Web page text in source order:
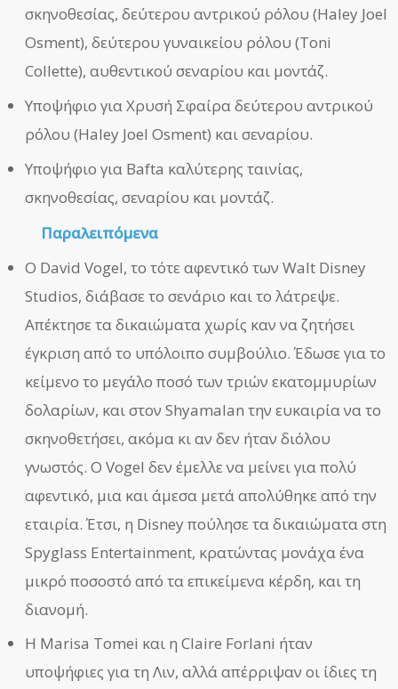
σκηνοθεσίας, δεύτερου αντρικού ρόλου (Haley Joel
Osment), δεύτερου γυναικείου ρόλου (Toni
Collette), αυθεντικού σεναρίου και μοντάζ.
Υποψήφιο για Χρυσή Σφαίρα δεύτερου αντρικού
ρόλου (Haley Joel Osment) και σεναρίου.
Υποψήφιο για Bafta καλύτερης ταινίας,
σκηνοθεσίας, σεναρίου και μοντάζ.
Παραλειπόμενα
Ο David Vogel, το τότε αφεντικό των Walt Disney
Studios, διάβασε το σενάριο και το λάτρεψε.
Απέκτησε τα δικαιώματα χωρίς καν να ζητήσει
έγκριση από το υπόλοιπο συμβούλιο. Έδωσε για το
κείμενο το μεγάλο ποσό των τριών εκατομμυρίων
δολαρίων, και στον Shyamalan την ευκαιρία να το
σκηνοθετήσει, ακόμα κι αν δεν ήταν διόλου
γνωστός. Ο Vogel δεν έμελλε να μείνει για πολύ
αφεντικό, μια και άμεσα μετά απολύθηκε από την
εταιρία. Έτσι, η Disney πούλησε τα δικαιώματα στη
Spyglass Entertainment, κρατώντας μονάχα ένα
μικρό ποσοστό από τα επικείμενα κέρδη, και τη
διανομή.
Η Marisa Tomei και η Claire Forlani ήταν
υποψήφιες για τη Λιν, αλλά απέρριψαν οι ίδιες τη